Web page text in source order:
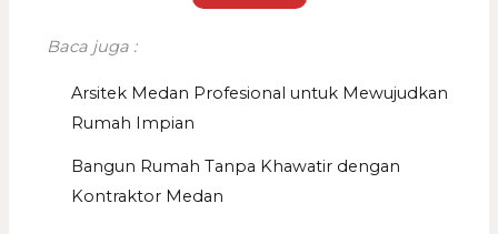
Baca juga :
Arsitek Medan Profesional untuk Mewujudkan
Rumah Impian
Bangun Rumah Tanpa Khawatir dengan
Kontraktor Medan